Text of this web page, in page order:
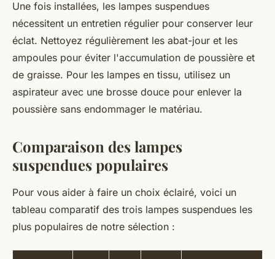
Une fois installées, les lampes suspendues
nécessitent un entretien régulier pour conserver leur
éclat. Nettoyez régulièrement les abat-jour et les
ampoules pour éviter l'accumulation de poussière et
de graisse. Pour les lampes en tissu, utilisez un
aspirateur avec une brosse douce pour enlever la
poussière sans endommager le matériau.
Comparaison des lampes
suspendues populaires
Pour vous aider à faire un choix éclairé, voici un
tableau comparatif des trois lampes suspendues les
plus populaires de notre sélection :